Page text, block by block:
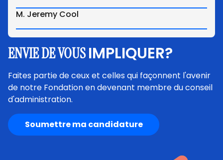
M. Jeremy Cool
ENVIE DE VOUSIMPLIQUER?
Faites partie de ceux et celles qui façonnent l'avenir
de notre Fondation en devenant membre du conseil
d'administration.
Soumettre ma candidature